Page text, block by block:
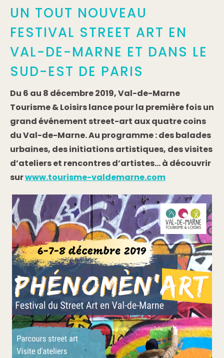
UN TOUT NOUVEAU
FESTIVAL STREET ART EN
VAL-DE-MARNE ET DANS LE
SUD-EST DE PARIS
Du 6 au 8 décembre 2019, Val-de-Marne
Tourisme & Loisirs lance pour la première fois un
grand événement street-art aux quatre coins
du Val-de-Marne. Au programme : des balades
urbaines, des initiations artistiques, des visites
d’ateliers et rencontres d’artistes… à découvrir
surwww.tourisme-valdemarne.com